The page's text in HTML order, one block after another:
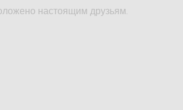
настоящим друзьям.